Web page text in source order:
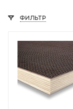
ФИЛЬТР